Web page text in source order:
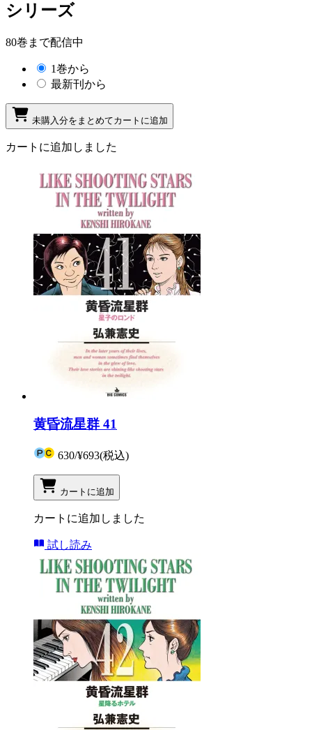
シリーズ
80巻まで配信中
1巻から
最新刊から
未購入分をまとめてカートに追加
カートに追加しました
黄昏流星群 41
630/¥693(税込)
カートに追加
カートに追加しました
試し読み